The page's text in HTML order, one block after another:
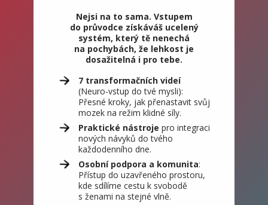
Nejsi na to sama. Vstupem
do průvodce získáváš ucelený
systém, který tě nenechá
na pochybách, že lehkost je
dosažitelná i pro tebe.
7 transformačních videí
(Neuro-vstup do tvé mysli):
Přesné kroky, jak přenastavit svůj
mozek na režim klidné síly.
Praktické nástroje pro integraci
nových návyků do tvého
každodenního dne.
Osobní podpora a komunita:
Přístup do uzavřeného prostoru,
kde sdílíme cestu k svobodě
s ženami na stejné vlně.